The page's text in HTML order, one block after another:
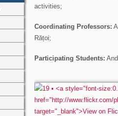
activities;
Coordinating Professors:
Rățoi;
Participating Students: